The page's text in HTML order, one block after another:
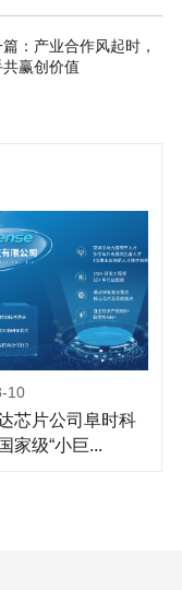
：产业合作风起时，
赢创价值
10
芯片公司阜时科
家级“小巨...